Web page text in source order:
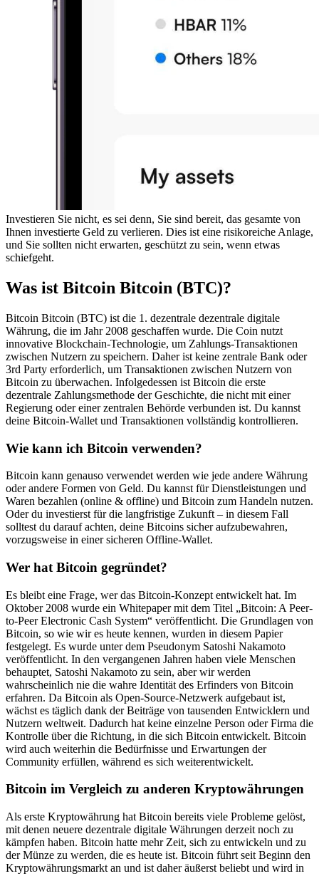
Investieren Sie nicht, es sei denn, Sie sind bereit, das gesamte von
Ihnen investierte Geld zu verlieren. Dies ist eine risikoreiche Anlage,
und Sie sollten nicht erwarten, geschützt zu sein, wenn etwas
schiefgeht.
Was ist Bitcoin Bitcoin (BTC)?
Bitcoin Bitcoin (BTC) ist die 1. dezentrale dezentrale digitale
Währung, die im Jahr 2008 geschaffen wurde. Die Coin nutzt
innovative Blockchain-Technologie, um Zahlungs-Transaktionen
zwischen Nutzern zu speichern. Daher ist keine zentrale Bank oder
3rd Party erforderlich, um Transaktionen zwischen Nutzern von
Bitcoin zu überwachen. Infolgedessen ist Bitcoin die erste
dezentrale Zahlungsmethode der Geschichte, die nicht mit einer
Regierung oder einer zentralen Behörde verbunden ist. Du kannst
deine Bitcoin-Wallet und Transaktionen vollständig kontrollieren.
Wie kann ich Bitcoin verwenden?
Bitcoin kann genauso verwendet werden wie jede andere Währung
oder andere Formen von Geld. Du kannst für Dienstleistungen und
Waren bezahlen (online & offline) und Bitcoin zum Handeln nutzen.
Oder du investierst für die langfristige Zukunft – in diesem Fall
solltest du darauf achten, deine Bitcoins sicher aufzubewahren,
vorzugsweise in einer sicheren Offline-Wallet.
Wer hat Bitcoin gegründet?
Es bleibt eine Frage, wer das Bitcoin-Konzept entwickelt hat. Im
Oktober 2008 wurde ein Whitepaper mit dem Titel „Bitcoin: A Peer-
to-Peer Electronic Cash System“ veröffentlicht. Die Grundlagen von
Bitcoin, so wie wir es heute kennen, wurden in diesem Papier
festgelegt. Es wurde unter dem Pseudonym Satoshi Nakamoto
veröffentlicht. In den vergangenen Jahren haben viele Menschen
behauptet, Satoshi Nakamoto zu sein, aber wir werden
wahrscheinlich nie die wahre Identität des Erfinders von Bitcoin
erfahren. Da Bitcoin als Open-Source-Netzwerk aufgebaut ist,
wächst es täglich dank der Beiträge von tausenden Entwicklern und
Nutzern weltweit. Dadurch hat keine einzelne Person oder Firma die
Kontrolle über die Richtung, in die sich Bitcoin entwickelt. Bitcoin
wird auch weiterhin die Bedürfnisse und Erwartungen der
Community erfüllen, während es sich weiterentwickelt.
Bitcoin im Vergleich zu anderen Kryptowährungen
Als erste Kryptowährung hat Bitcoin bereits viele Probleme gelöst,
mit denen neuere dezentrale digitale Währungen derzeit noch zu
kämpfen haben. Bitcoin hatte mehr Zeit, sich zu entwickeln und zu
der Münze zu werden, die es heute ist. Bitcoin führt seit Beginn den
Kryptowährungsmarkt an und ist daher äußerst beliebt und wird in